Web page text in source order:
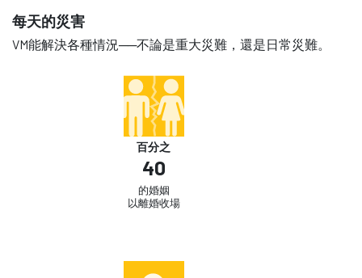
每天的災害
VM能解決各種情況──不論是重大災難，還是日常災難。
百分之
40
的婚姻
以離婚收場